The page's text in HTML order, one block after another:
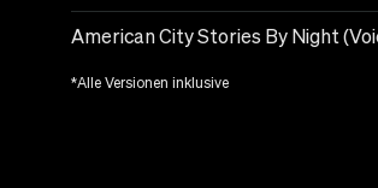
American City Stories By Night
*Alle Versionen inklusive